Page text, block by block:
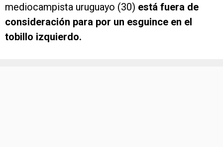
mediocampista uruguayo (30) está fuera de
consideración para por un esguince en el
tobillo izquierdo.